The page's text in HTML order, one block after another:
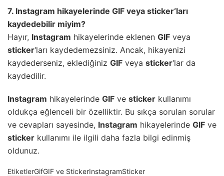
7. Instagram hikayelerinde GIF veya sticker‘ları
kaydedebilir miyim?
Hayır, Instagram hikayelerinde eklenen GIF veya
sticker‘ları kaydedemezsiniz. Ancak, hikayenizi
kaydederseniz, eklediğiniz GIF veya sticker‘lar da
kaydedilir.
Instagram hikayelerinde GIF ve sticker kullanımı
oldukça eğlenceli bir özelliktir. Bu sıkça sorulan sorular
ve cevapları sayesinde, Instagram hikayelerinde GIF ve
sticker kullanımı ile ilgili daha fazla bilgi edinmiş
oldunuz.
EtiketlerGifGIF ve StickerInstagramSticker